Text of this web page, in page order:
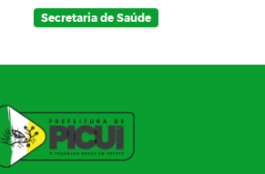
Secretaria de Saúde